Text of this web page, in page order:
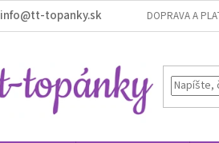
info@tt-topanky.sk DOPRAVA A